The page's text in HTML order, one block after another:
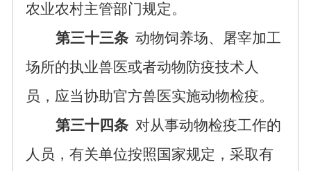
农业农村主管部门规定。
第三十三条 动物饲养场、屠宰加工
场所的执业兽医或者动物防疫技术人
员，应当协助官方兽医实施动物检疫。
第三十四条 对从事动物检疫工作的
人员，有关单位按照国家规定，采取有